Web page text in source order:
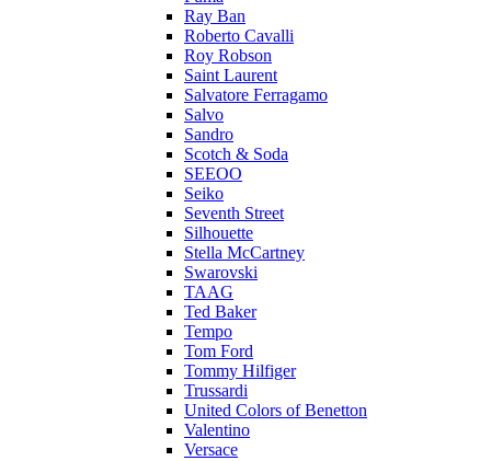
Ray Ban
Roberto Cavalli
Roy Robson
Saint Laurent
Salvatore Ferragamo
Salvo
Sandro
Scotch & Soda
SEEOO
Seiko
Seventh Street
Silhouette
Stella McCartney
Swarovski
TAAG
Ted Baker
Tempo
Tom Ford
Tommy Hilfiger
Trussardi
United Colors of Benetton
Valentino
Versace